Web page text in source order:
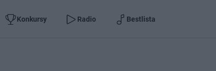
Konkursy Radio Bestlista